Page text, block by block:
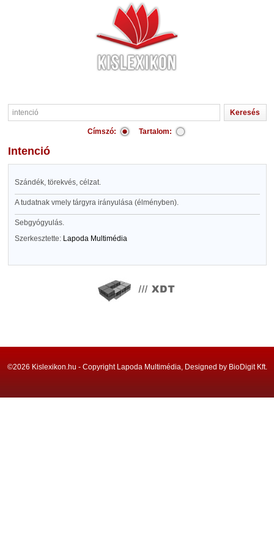
Címszó: Tartalom:
intenció
Szándék, törekvés, célzat.
A tudatnak vmely tárgyra irányulása (élményben).
Sebgyógyulás.
Szerkesztette: Lapoda Multimédia
©2026 Kislexikon.hu - Copyright Lapoda Multimédia, Designed by BioDigit Kft.